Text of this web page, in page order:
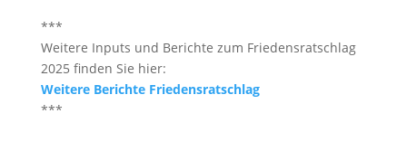
***
Weitere Inputs und Berichte zum Friedensratschlag
2025 finden Sie hier:
Weitere Berichte Friedensratschlag
***